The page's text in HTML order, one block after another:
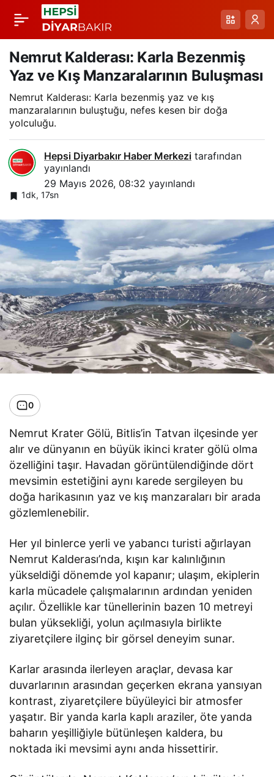
Nemrut Kalderası: Karla Bezenmiş
Yaz ve Kış Manzaralarının Buluşması
Nemrut Kalderası: Karla bezenmiş yaz ve kış
manzaralarının buluştuğu, nefes kesen bir doğa
yolculuğu.
Hepsi Diyarbakır Haber Merkezi tarafından
yayınlandı
29 Mayıs 2026, 08:32 yayınlandı
1dk, 17sn
0
Nemrut Krater Gölü, Bitlis’in Tatvan ilçesinde yer
alır ve dünyanın en büyük ikinci krater gölü olma
özelliğini taşır. Havadan görüntülendiğinde dört
mevsimin estetiğini aynı karede sergileyen bu
doğa harikasının yaz ve kış manzaraları bir arada
gözlemlenebilir.
Her yıl binlerce yerli ve yabancı turisti ağırlayan
Nemrut Kalderası’nda, kışın kar kalınlığının
yükseldiği dönemde yol kapanır; ulaşım, ekiplerin
karla mücadele çalışmalarının ardından yeniden
açılır. Özellikle kar tünellerinin bazen 10 metreyi
bulan yüksekliği, yolun açılmasıyla birlikte
ziyaretçilere ilginç bir görsel deneyim sunar.
Karlar arasında ilerleyen araçlar, devasa kar
duvarlarının arasından geçerken ekrana yansıyan
kontrast, ziyaretçilere büyüleyici bir atmosfer
yaşatır. Bir yanda karla kaplı araziler, öte yanda
baharın yeşilliğiyle bütünleşen kaldera, bu
noktada iki mevsimi aynı anda hissettirir.
Gaziantep’te Bayram
Tatili Turist Akını:
Tarihi Çarşılarda Çifte
Bereket
Paylaş